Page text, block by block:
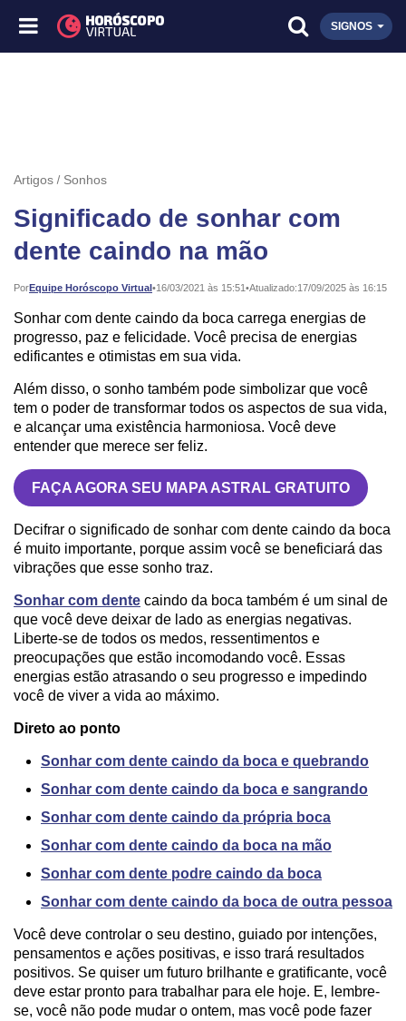
SIGNOS
Artigos Sonhos
Significado de sonhar com
dente caindo na mão
PorEquipe Horóscopo Virtual•
Publicado: 16/03/2021 às 15:51•Atualizado:17/09/2025 às 16:15
Sonhar com dente caindo da boca carrega energias de
progresso, paz e felicidade. Você precisa de energias
edificantes e otimistas em sua vida.
Além disso, o sonho também pode simbolizar que você
tem o poder de transformar todos os aspectos de sua vida,
e alcançar uma existência harmoniosa. Você deve
entender que merece ser feliz.
FAÇA AGORA SEU MAPA ASTRAL GRATUITO
Decifrar o significado de sonhar com dente caindo da boca
é muito importante, porque assim você se beneficiará das
vibrações que esse sonho traz.
Sonhar com dente caindo da boca também é um sinal de
que você deve deixar de lado as energias negativas.
Liberte-se de todos os medos, ressentimentos e
preocupações que estão incomodando você. Essas
energias estão atrasando o seu progresso e impedindo
você de viver a vida ao máximo.
Direto ao ponto
Sonhar com dente caindo da boca e quebrando
Sonhar com dente caindo da boca e sangrando
Sonhar com dente caindo da própria boca
Sonhar com dente caindo da boca na mão
Sonhar com dente podre caindo da boca
Sonhar com dente caindo da boca de outra pessoa
Você deve controlar o seu destino, guiado por intenções,
pensamentos e ações positivas, e isso trará resultados
positivos. Se quiser um futuro brilhante e gratificante, você
deve estar pronto para trabalhar para ele hoje. E, lembre-
se, você não pode mudar o ontem, mas você pode fazer